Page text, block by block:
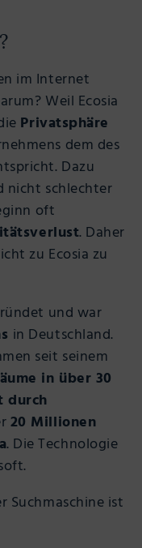
im Internet
Weil Ecosia
Privatsphäre
dem des
Dazu
nicht schlechter
oft
. Daher
zu Ecosia zu
und war
in Deutschland.
seit seinem
in über 30
durch
20 Millionen
. Die Technologie
Suchmaschine ist